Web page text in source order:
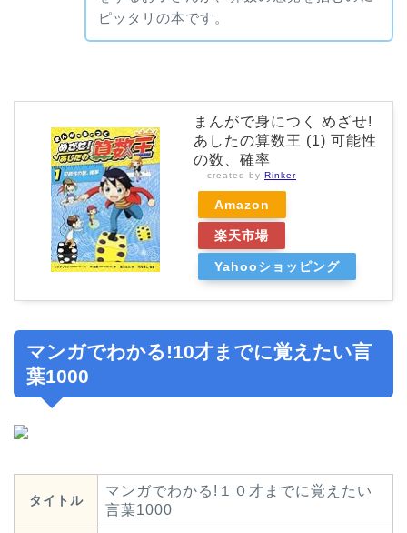
ピッタリの本です。
まんがで身につく めざせ!
あしたの算数王 (1) 可能性
の数、確率
created by Rinker
Amazon
楽天市場
Yahooショッピング
マンガでわかる!10才までに覚えたい言
葉1000
タイトル
マンガでわかる!１０才までに覚えたい
言葉1000